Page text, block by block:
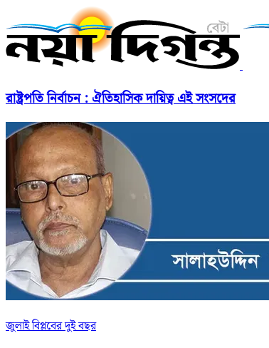
রাষ্ট্রপতি নির্বাচন : ঐতিহাসিক দায়িত্ব এই সংসদের
জুলাই বিপ্লবের দুই বছর